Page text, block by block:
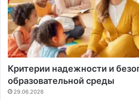
Критерии надежности и
образовательной среды
29.06.2026